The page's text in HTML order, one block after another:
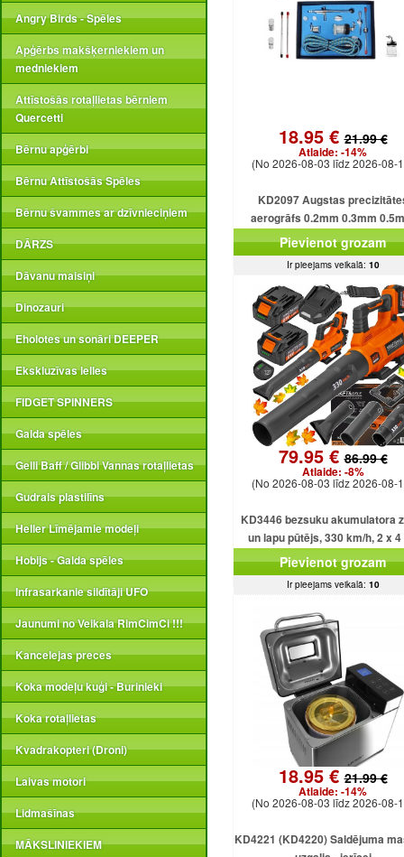
Angry Birds - Spēles
Apģērbs makšķerniekiem un
medniekiem
Attīstošās rotaļlietas bērniem
Quercetti
Bērnu apģērbi
Bērnu Attīstošās Spēles
Bērnu švammes ar dzīvnieciņiem
DĀRZS
Dāvanu maisiņi
Dinozauri
Eholotes un sonāri DEEPER
Ekskluzīvas lelles
FIDGET SPINNERS
Galda spēles
Gelli Baff / Glibbi Vannas rotaļlietas
Gudrais plastilīns
Heller Līmējamie modeļi
Hobijs - Galda spēles
Infrasarkanie sildītāji UFO
Jaunumi no Veikala RimCimCi !!!
Kancelejas preces
Koka modeļu kuģi - Burinieki
Koka rotaļlietas
Kvadrakopteri (Droni)
Laivas motori
Lidmašīnas
MĀKSLINIEKIEM
18.95 €21.99 €
Atlaide: -14%
(No 2026-08-03 līdz 2026-08-
KD2097 Augstas
aerogrāfs 0.2mm 0.3mm
Pievienot grozam
Ir pieejams veikalā: 10
79.95 €86.99 €
Atlaide: -8%
(No 2026-08-03 līdz 2026-08-
KD3446 bezsuku akumulatora
un lapu pūtējs, 330 km/h, 2 x 4
akumulatori.
Pievienot grozam
Ir pieejams veikalā: 10
18.95 €21.99 €
Atlaide: -14%
(No 2026-08-03 līdz 2026-08-
KD4221 (KD4220) Saldējuma